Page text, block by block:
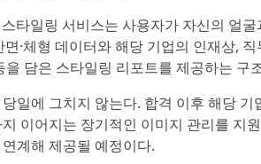
타일링 서비스는 사용자가 자신의 얼
·체형 데이터와 해당 기업의 인재상,
을 담은 스타일링 리포트를 제공하는 구
일에 그치지 않는다. 합격 이후 해당
이어지는 장기적인 이미지 관리를 지
계해 제공될 예정이다.